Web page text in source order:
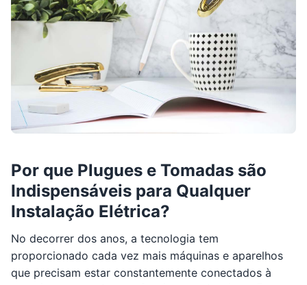
Por que Plugues e Tomadas são
Indispensáveis para Qualquer
Instalação Elétrica?
No decorrer dos anos, a tecnologia tem
proporcionado cada vez mais máquinas e aparelhos
que precisam estar constantemente conectados à